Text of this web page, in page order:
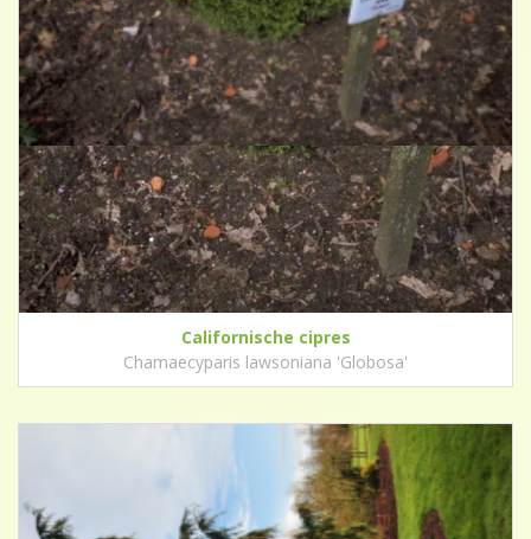
Californische cipres
Chamaecyparis lawsoniana 'Globosa'